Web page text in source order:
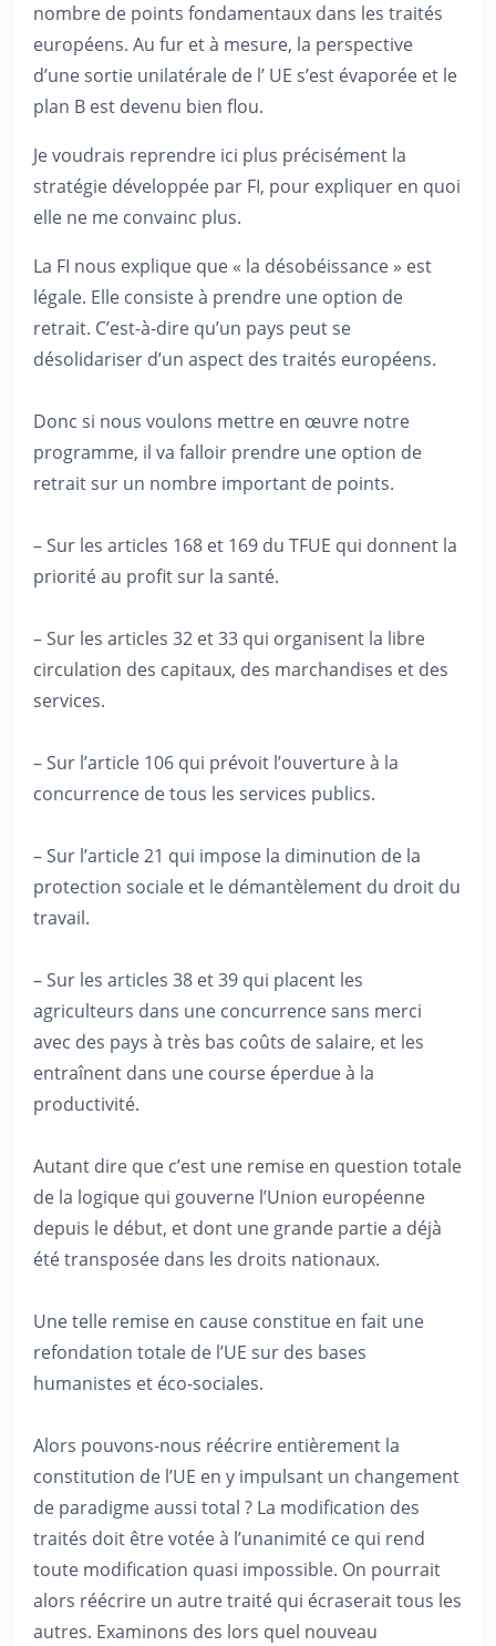
nombre de points fondamentaux dans les traités
européens. Au fur et à mesure, la perspective
d’une sortie unilatérale de l’ UE s’est évaporée et le
plan B est devenu bien flou.
Je voudrais reprendre ici plus précisément la
stratégie développée par FI, pour expliquer en quoi
elle ne me convainc plus.
La FI nous explique que « la désobéissance » est
légale. Elle consiste à prendre une option de
retrait. C’est-à-dire qu’un pays peut se
désolidariser d’un aspect des traités européens.
Donc si nous voulons mettre en œuvre notre
programme, il va falloir prendre une option de
retrait sur un nombre important de points.
– Sur les articles 168 et 169 du TFUE qui donnent la
priorité au profit sur la santé.
– Sur les articles 32 et 33 qui organisent la libre
circulation des capitaux, des marchandises et des
services.
– Sur l’article 106 qui prévoit l’ouverture à la
concurrence de tous les services publics.
– Sur l’article 21 qui impose la diminution de la
protection sociale et le démantèlement du droit du
travail.
– Sur les articles 38 et 39 qui placent les
agriculteurs dans une concurrence sans merci
avec des pays à très bas coûts de salaire, et les
entraînent dans une course éperdue à la
productivité.
Autant dire que c’est une remise en question totale
de la logique qui gouverne l’Union européenne
depuis le début, et dont une grande partie a déjà
été transposée dans les droits nationaux.
Une telle remise en cause constitue en fait une
refondation totale de l’UE sur des bases
humanistes et éco-sociales.
Alors pouvons-nous réécrire entièrement la
constitution de l’UE en y impulsant un changement
de paradigme aussi total ? La modification des
traités doit être votée à l’unanimité ce qui rend
toute modification quasi impossible. On pourrait
alors réécrire un autre traité qui écraserait tous les
autres. Examinons des lors quel nouveau